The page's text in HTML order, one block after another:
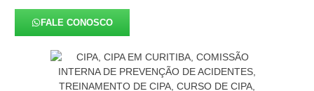
FALE CONOSCO